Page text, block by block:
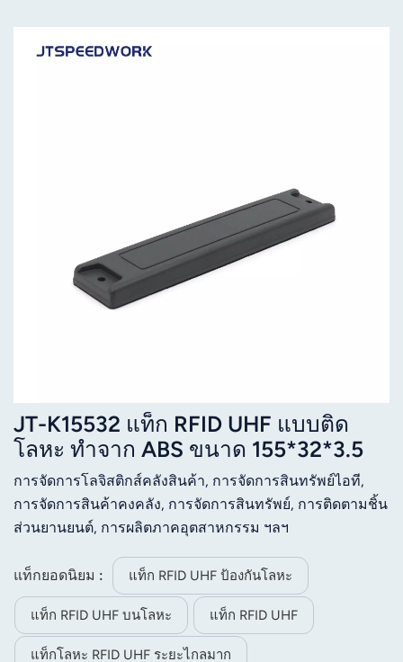
JT-K15532 แท็ก RFID UHF แบบติด
โลหะ ทำจาก ABS ขนาด 155*32*3.5
มม.
การจัดการโลจิสติกส์คลังสินค้า, การจัดการสินทรัพย์ไอที,
การจัดการสินค้าคงคลัง, การจัดการสินทรัพย์, การติดตามชิ้น
ส่วนยานยนต์, การผลิตภาคอุตสาหกรรม ฯลฯ
แท็กยอดนิยม : แท็ก RFID UHF ป้องกันโลหะ
แท็ก RFID UHF บนโลหะ แท็ก RFID UHF
แท็กโลหะ RFID UHF ระยะไกลมาก